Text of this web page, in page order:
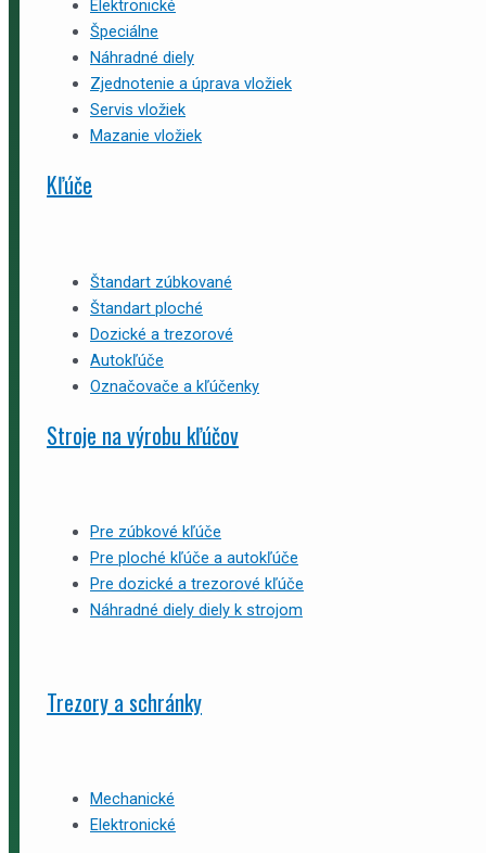
Elektronické
Špeciálne
Náhradné diely
Zjednotenie a úprava vložiek
Servis vložiek
Mazanie vložiek
Kľúče
Štandart zúbkované
Štandart ploché
Dozické a trezorové
Autokľúče
Označovače a kľúčenky
Stroje na výrobu kľúčov
Pre zúbkové kľúče
Pre ploché kľúče a autokľúče
Pre dozické a trezorové kľúče
Náhradné diely diely k strojom
Trezory a schránky
Mechanické
Elektronické